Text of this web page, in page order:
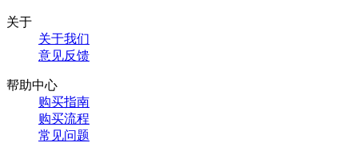
关于
关于我们
意见反馈
帮助中心
购买指南
购买流程
常见问题